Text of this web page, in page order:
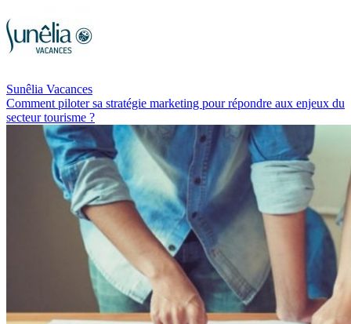
Sunêlia Vacances
Comment piloter sa stratégie marketing pour répondre aux enjeux du
secteur tourisme ?